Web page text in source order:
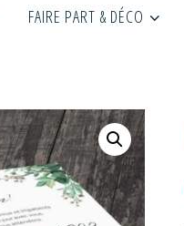
FAIRE PART & DÉCO